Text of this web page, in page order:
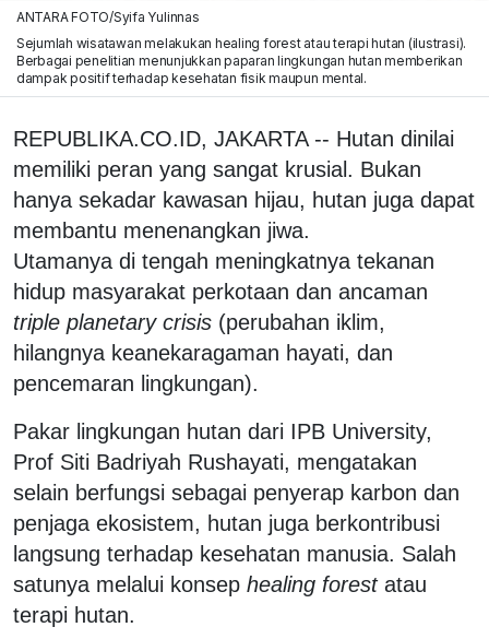
ANTARA FOTO/Syifa Yulinnas
Sejumlah wisatawan melakukan healing forest atau terapi hutan (ilustrasi).
Berbagai penelitian menunjukkan paparan lingkungan hutan memberikan
dampak positif terhadap kesehatan fisik maupun mental.
REPUBLIKA.CO.ID, JAKARTA -- Hutan dinilai
memiliki peran yang sangat krusial. Bukan
hanya sekadar kawasan hijau, hutan juga dapat
membantu menenangkan jiwa.
Utamanya di tengah meningkatnya tekanan
hidup masyarakat perkotaan dan ancaman
triple planetary crisis (perubahan iklim,
hilangnya keanekaragaman hayati, dan
pencemaran lingkungan).
Pakar lingkungan hutan dari IPB University,
Prof Siti Badriyah Rushayati, mengatakan
selain berfungsi sebagai penyerap karbon dan
penjaga ekosistem, hutan juga berkontribusi
langsung terhadap kesehatan manusia. Salah
satunya melalui konsep healing forestatau
terapi hutan.